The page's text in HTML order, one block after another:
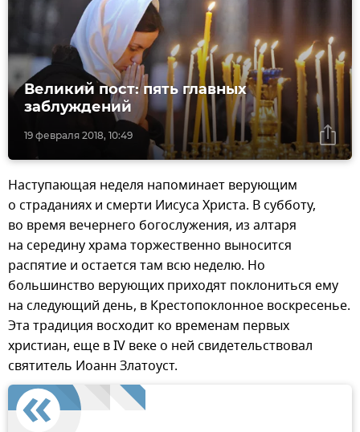
19 февраля 2018, 10:49
Великий пост: пять главных
заблуждений
Наступающая неделя напоминает верующим
о страданиях и смерти Иисуса Христа. В субботу,
во время вечернего богослужения, из алтаря
на середину храма торжественно выносится
распятие и остается там всю неделю. Но
большинство верующих приходят поклониться ему
на следующий день, в Крестопоклонное воскресенье.
Эта традиция восходит ко временам первых
христиан, еще в IV веке о ней свидетельствовал
святитель Иоанн Златоуст.